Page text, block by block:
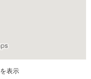
を表示